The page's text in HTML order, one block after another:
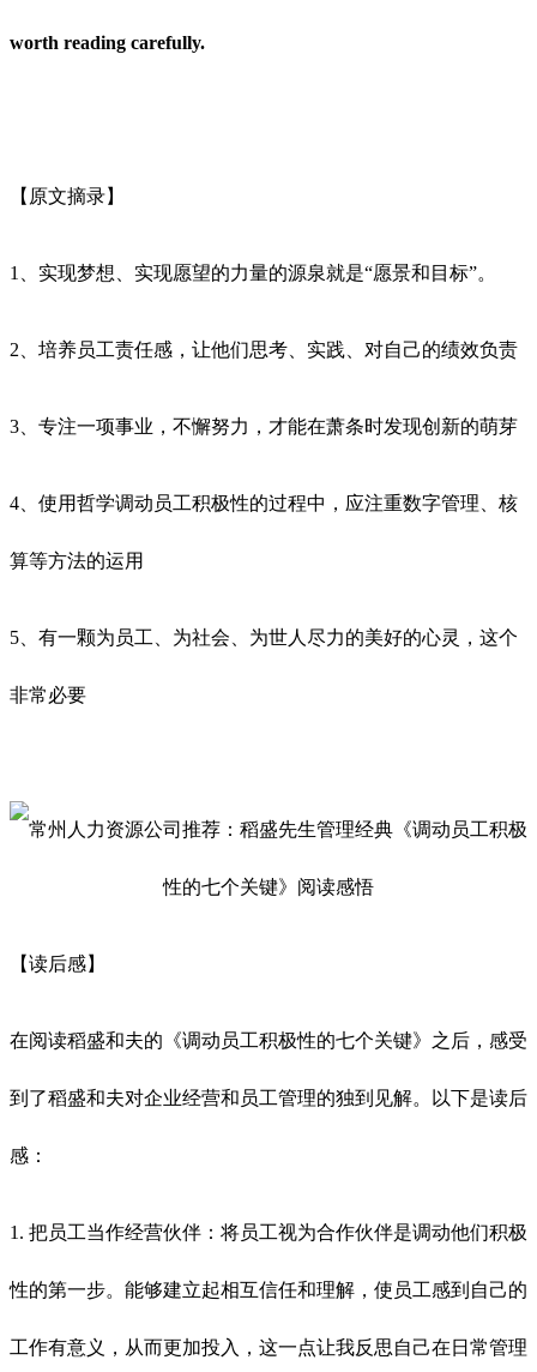
worth reading carefully.
【原文摘录】
1、实现梦想、实现愿望的力量的源泉就是“愿景和目标”。
2、培养员工责任感，让他们思考、实践、对自己的绩效负责
3、专注一项事业，不懈努力，才能在萧条时发现创新的萌芽
4、使用哲学调动员工积极性的过程中，应注重数字管理、核
算等方法的运用
5、有一颗为员工、为社会、为世人尽力的美好的心灵，这个
非常必要
【读后感】
在阅读稻盛和夫的《调动员工积极性的七个关键》之后，感受
到了稻盛和夫对企业经营和员工管理的独到见解。以下是读后
感：
1. 把员工当作经营伙伴：将员工视为合作伙伴是调动他们积极
性的第一步。能够建立起相互信任和理解，使员工感到自己的
工作有意义，从而更加投入，这一点让我反思自己在日常管理